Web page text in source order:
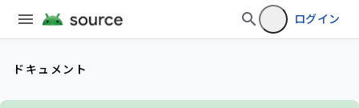
ログイン
ドキュメント